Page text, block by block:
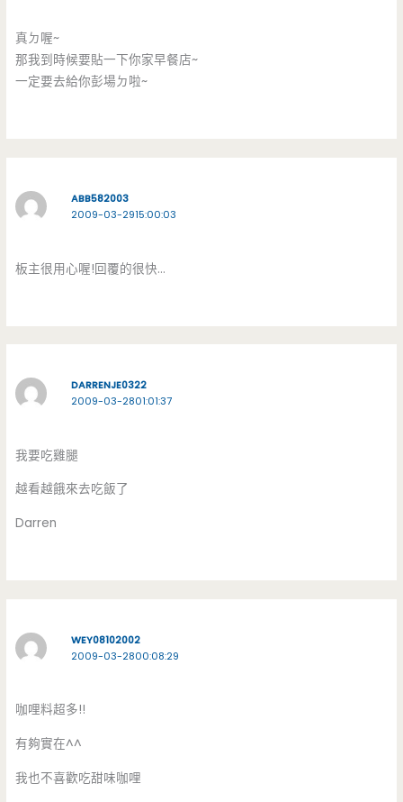
真ㄉ喔~
那我到時候要貼一下你家早餐店~
一定要去給你彭場ㄉ啦~
ABB582003
2009-03-2915:00:03
板主很用心喔!回覆的很快…
DARRENJE0322
2009-03-2801:01:37
我要吃雞腿
越看越餓來去吃飯了
Darren
WEY08102002
2009-03-2800:08:29
咖哩料超多!!
有夠實在^^
我也不喜歡吃甜味咖哩